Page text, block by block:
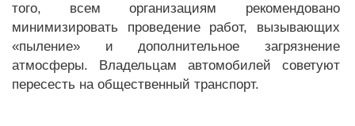
того, всем организациям рекомендовано
минимизировать проведение работ, вызывающих
«пыление» и дополнительное загрязнение
атмосферы. Владельцам автомобилей советуют
пересесть на общественный транспорт.